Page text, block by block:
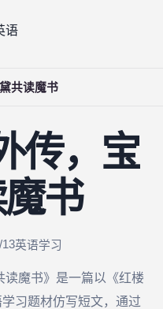
共读魔书
传，宝
书
13英语学习
读魔书》是一篇以《红楼
习题材仿写短文，通过